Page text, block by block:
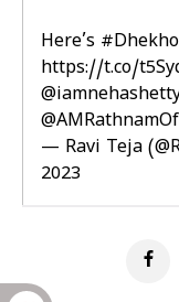
Here’s
https://t.co/
— Ravi Teja
2023